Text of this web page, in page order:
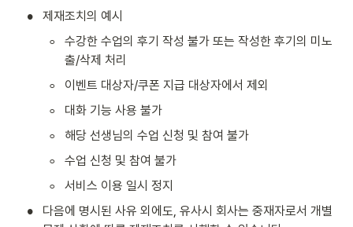
• 제재조치의 예시
◦
수강한 수업의 후기 작성 불가 또는 작성한 후기의 미노
출/삭제 처리
◦ 이벤트 대상자/쿠폰 지급 대상자에서 제외
◦ 대화 기능 사용 불가
◦ 해당 선생님의 수업 신청 및 참여 불가
◦ 수업 신청 및 참여 불가
◦ 서비스 이용 일시 정지
•
다음에 명시된 사유 외에도, 유사시 회사는 중재자로서 개별